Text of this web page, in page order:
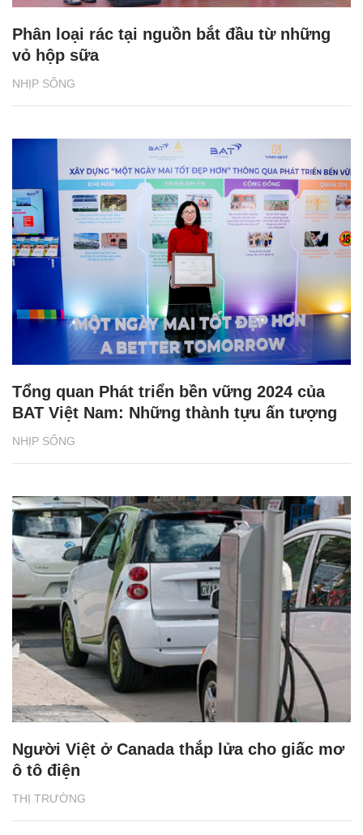
NHỊP SỐNG
Phân loại rác tại nguồn bắt đầu từ những
vỏ hộp sữa
NHỊP SỐNG
Tổng quan Phát triển bền vững 2024 của
BAT Việt Nam: Những thành tựu ấn tượng
THỊ TRƯỜNG
Người Việt ở Canada thắp lửa cho giấc mơ
ô tô điện